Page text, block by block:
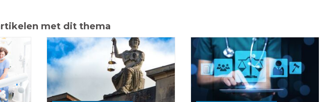
met dit thema